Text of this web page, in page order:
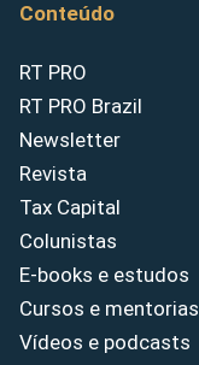
Conteúdo
RT PRO
RT PRO Brazil
Newsletter
Revista
Tax Capital
Colunistas
E-books e estudos
Cursos e mentorias
Vídeos e podcasts